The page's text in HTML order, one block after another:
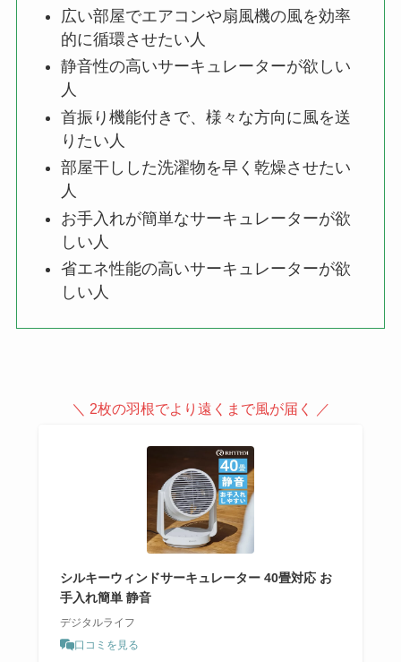
広い部屋でエアコンや扇風機の風を効率
的に循環させたい人
静音性の高いサーキュレーターが欲しい
人
首振り機能付きで、様々な方向に風を送
りたい人
部屋干しした洗濯物を早く乾燥させたい
人
お手入れが簡単なサーキュレーターが欲
しい人
省エネ性能の高いサーキュレーターが欲
しい人
＼ 2枚の羽根でより遠くまで風が届く ／
シルキーウィンドサーキュレーター 40畳対応 お
手入れ簡単 静音
デジタルライフ
口コミを見る